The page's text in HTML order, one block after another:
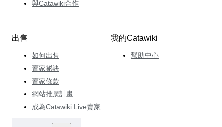
與Catawiki合作
出售
如何出售
賣家祕訣
賣家條款
網站推廣計畫
成為Catawiki Live賣家
我的Catawiki
幫助中心